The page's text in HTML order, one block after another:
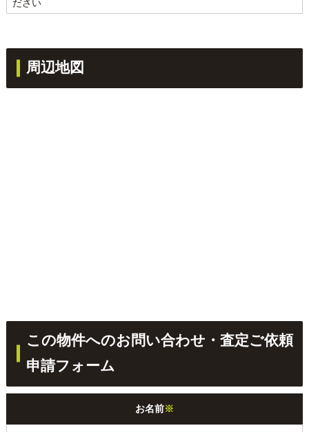
ださい
周辺地図
この物件へのお問い合わせ・査定ご依頼
申請フォーム
お名前※